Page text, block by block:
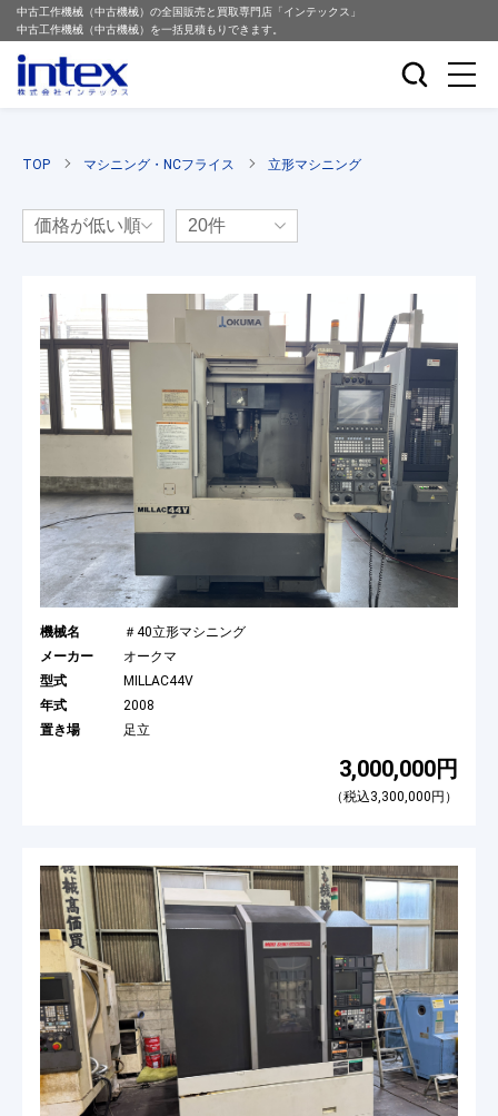
中古工作機械（中古機械）の全国販売と買取専門店「インテックス」
中古工作機械（中古機械）を一括見積もりできます。
TOP マシニング・NCフライス 立形マシニング
機械名
＃40立形マシニング
メーカー
オークマ
型式
MILLAC44V
年式
2008
置き場
足立
3,000,000円
（税込3,300,000円）